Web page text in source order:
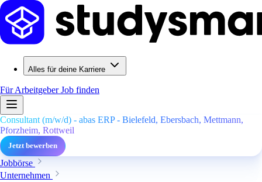
Alles für deine Karriere
Für ArbeitgeberJob finden
Consultant (m/w/d) - abas ERP - Bielefeld, Ebersbach, Mettmann,
Pforzheim, Rottweil
Jetzt bewerben
Jobbörse
Unternehmen